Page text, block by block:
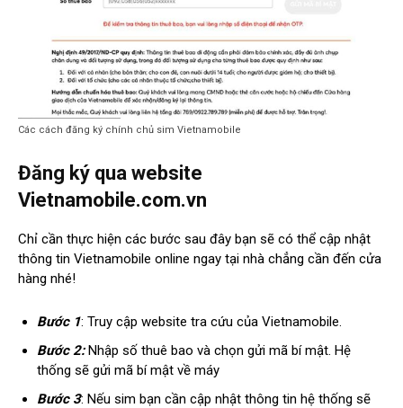
Các cách đăng ký chính chủ sim Vietnamobile
Đăng ký qua website
Vietnamobile.com.vn
Chỉ cần thực hiện các bước sau đây bạn sẽ có thể cập nhật
thông tin Vietnamobile online ngay tại nhà chẳng cần đến cửa
hàng nhé!
Bước 1: Truy cập website tra cứu của Vietnamobile.
Bước 2:Nhập số thuê bao và chọn gửi mã bí mật. Hệ
thống sẽ gửi mã bí mật về máy
Bước 3: Nếu sim bạn cần cập nhật thông tin hệ thống sẽ